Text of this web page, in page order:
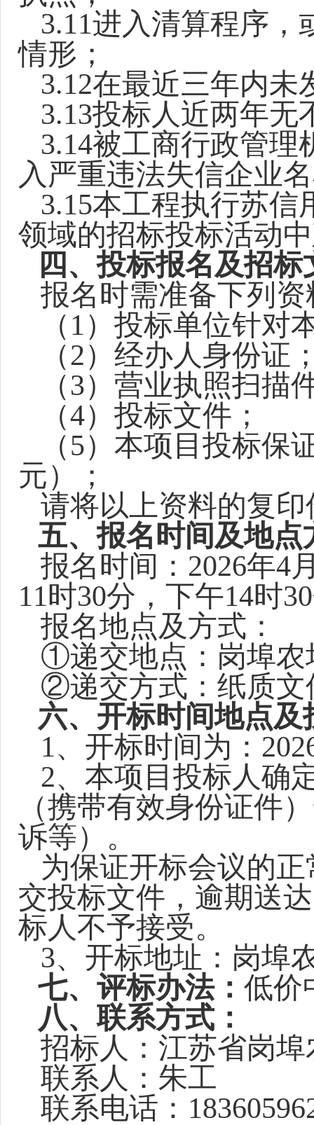
3.11进入清算程序，
情形；
3.12在最近三年内未
3.13投标人近两年无
3.14被工商行政管理
入严重违法失信企业
3.15本工程执行苏信
领域的招标投标活动
四、投标报名及招
报名时需准备下列资
（1）投标单位针对
（2）经办人身份证
（3）营业执照扫描
（4）投标文件；
（5）本项目投标保
元）；
请将以上资料的复
五、报名时间及地点
报名时间： 2026年4
11时30分，下午14时30
报名地点及方式：
①递交地点：岗埠农
②递交方式：纸质文
六、开标时间地点
1、开标时间为：
2、本项目投标人确
（携带有效身份证件
诉等）。
为保证开标会议的
交投标文件，逾期送
标人不予接受。
3、开标地址：岗埠
七、评标办法： 低价
八、联系方式：
招标人：江苏省岗
联系人：朱工
联系电话：